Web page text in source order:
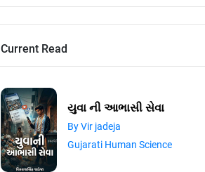
Current Read
યુવા ની આભાસી સેવા
By Vir jadeja
Gujarati Human Science